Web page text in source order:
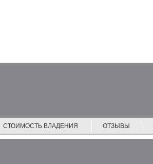
СТОИМОСТЬ ВЛАДЕНИЯ ОТЗЫВЫ